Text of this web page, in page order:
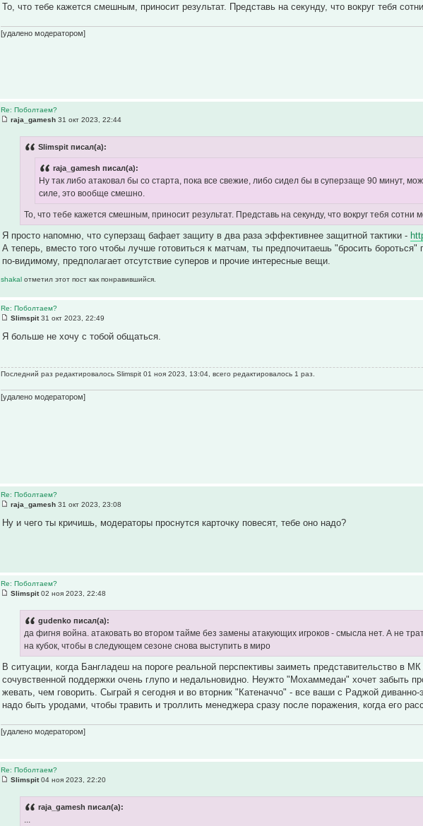
То, что тебе кажется смешным, приносит результат. Представь на секунду, что вокруг тебя
[удалено модератором]
Re: Поболтаем?
raja_gamesh 31 окт 2023, 22:44
Slimspit писал(а):
raja_gamesh писал(а):
Ну так либо атаковал бы со старта, пока все свежие, либо сидел бы в суперзаще 90 минут,
силе, это вообще смешно.
То, что тебе кажется смешным, приносит результат. Представь на секунду, что вокруг тебя
Я просто напомню, что суперзащ бафает защиту в два раза эффективнее защитной тактики -
А теперь, вместо того чтобы лучше готовиться к матчам, ты предпочитаешь "бросить
по-видимому, предполагает отсутствие суперов и прочие интересные вещи.
shakalотметил этот пост как понравившийся.
Re: Поболтаем?
Slimspit31 окт 2023, 22:49
Я больше не хочу с тобой общаться.
Последний раз редактировалось Slimspit 01 ноя 2023, 13:04, всего редактировалось 1 раз.
[удалено модератором]
Re: Поболтаем?
raja_gamesh 31 окт 2023, 23:08
Ну и чего ты кричишь, модераторы проснутся карточку повесят, тебе оно надо?
Re: Поболтаем?
Slimspit02 ноя 2023, 22:48
gudenko писал(а):
да фигня война. атаковать во втором тайме без замены атакующих игроков - смысла нет. А не
на кубок, чтобы в следующем сезоне снова выступить в миро
В ситуации, когда Бангладеш на пороге реальной перспективы заиметь представительство в
сочувственной поддержки очень глупо и недальновидно. Неужто "Мохаммедан" хочет забыть
жевать, чем говорить. Сыграй я сегодня и во вторник "Катеначчо" - все ваши с Раджой
надо быть уродами, чтобы травить и троллить менеджера сразу после поражения, когда его
[удалено модератором]
Re: Поболтаем?
Slimspit04 ноя 2023, 22:20
raja_gamesh писал(а):